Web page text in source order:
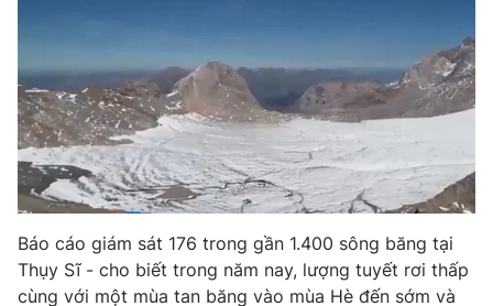
Khán giả
Giải sao mai
Sao
Du lịch
Làm đẹp
Chất lượng cuộc sống
Giáo dục
Tuyển sinh
Học trực tuyến
Công nghệ
Hitech Công nghệ tương lai
Sản phẩm
Thị trường
Lịch phát sóng
Báo cáo giám sát 176 trong gần 1.400 sông băng tại
Thụy Sĩ - cho biết trong năm nay, lượng tuyết rơi thấp
cùng với một mùa tan băng vào mùa Hè đến sớm và